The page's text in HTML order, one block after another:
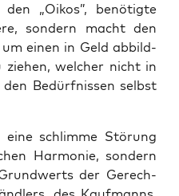
„Oikos”, benö­tig­te
son­dern macht den
um einen in Geld abbild­
wel­cher nicht in
Bedürf­nis­sen selbst
schlim­me Stö­rung
Har­mo­nie, son­dern
der Gerech­